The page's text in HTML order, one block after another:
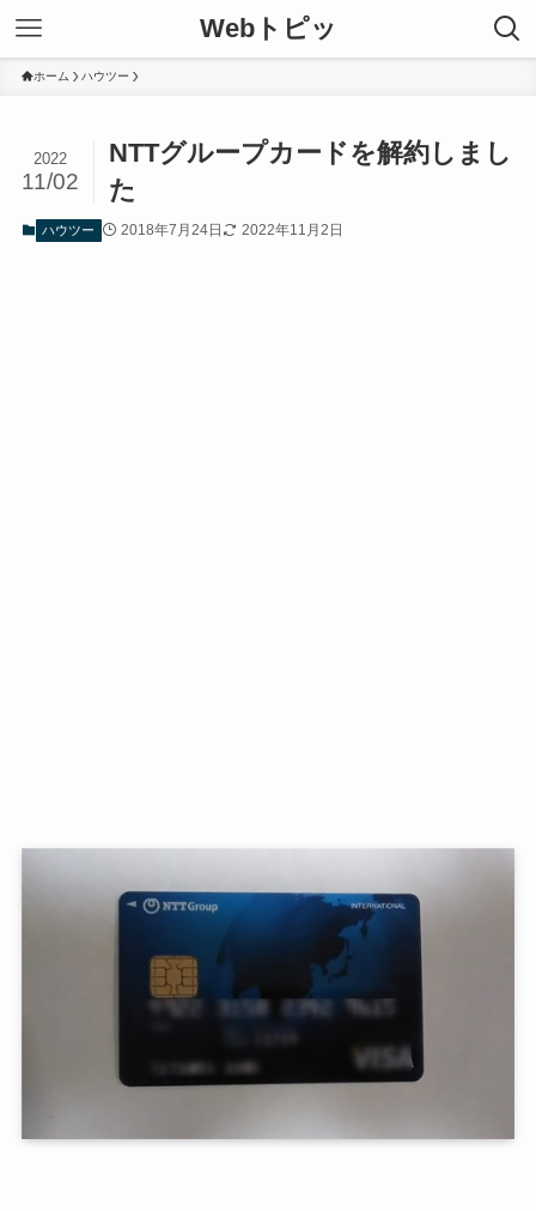
Webトピッ
ホーム ハウツー
NTTグループカードを解約しまし
た
2022
11/02
ハウツー 2018年7月24日 2022年11月2日